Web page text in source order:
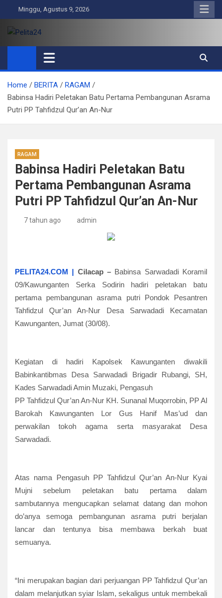
to
content
Minggu, Agustus 9, 2026
Pelita24
Aktual, Mendalam dan Terpercaya
Home BERITA
RAGAM
Babinsa Hadiri Peletakan Batu Pertama Pembangunan Asrama
Putri PP Tahfidzul Qur’an An-Nur
RAGAM
Babinsa Hadiri Peletakan Batu
Pertama Pembangunan Asrama
Putri PP Tahfidzul Qur’an An-Nur
7 tahun ago admin
PELITA24.COM | Cilacap – Babinsa Sarwadadi Koramil
09/Kawunganten Serka Sodirin hadiri peletakan batu
pertama pembangunan asrama putri Pondok Pesantren
Tahfidzul Qur’an An-Nur Desa Sarwadadi Kecamatan
Kawunganten, Jumat (30/08).
Kegiatan di hadiri Kapolsek Kawunganten diwakili
Babinkantibmas Desa Sarwadadi Brigadir Rubangi, SH,
Kades Sarwadadi Amin Muzaki, Pengasuh
PP Tahfidzul Qur’an An-Nur KH. Sunanal Muqorrobin, PP Al
Barokah Kawunganten Lor Gus Hanif Mas’ud dan
perwakilan tokoh agama serta masyarakat Desa
Sarwadadi.
Atas nama Pengasuh PP Tahfidzul Qur’an An-Nur Kyai
Mujni sebelum peletakan batu pertama dalam
sambutannya mengucapkan selamat datang dan mohon
do’anya semoga pembangunan asrama putri berjalan
lancar dan tentunya bisa membawa berkah buat
semuanya.
“Ini merupakan bagian dari perjuangan PP Tahfidzul Qur’an
dalam melanjutkan syiar Islam, sekaligus untuk membekali